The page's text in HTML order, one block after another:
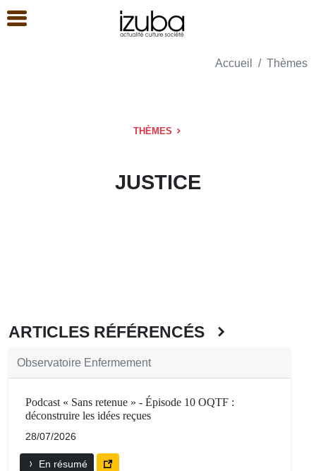
Accueil Thèmes
THÈMES
JUSTICE
ARTICLES RÉFÉRENCÉS
Observatoire Enfermement
Podcast « Sans retenue » - Épisode 10 OQTF :
déconstruire les idées reçues
28/07/2026
En résumé